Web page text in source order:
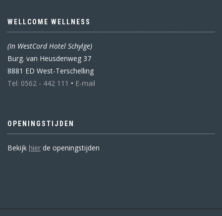
WELLCOME WELLNESS
(In WestCord Hotel Schylge)
Burg. van Heusdenweg 37
8881 ED West-Terschelling
Tel: 0562 - 442 111 • E-mail
OPENINGSTIJDEN
Bekijk hier de openingstijden